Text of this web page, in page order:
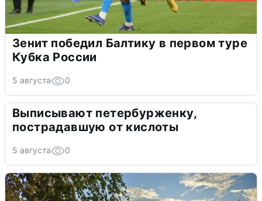
Зенит победил Балтику в первом туре
Кубка России
5 августа 0
Выписывают петербурженку,
пострадавшую от кислоты
5 августа 0